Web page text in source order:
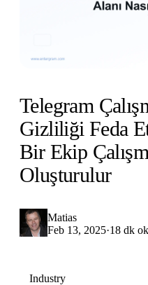
Telegram
Gizliliği Feda
Bir Ekip
Oluşturulur
Matias
Feb 13, 2025·18 dk
Industry